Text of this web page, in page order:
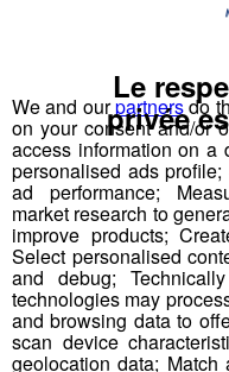
1
Aide Médico-
Soignant
Expérience dans le
accepté.
Autre diplôme accepté
> poste à pourvoir dès
We and ourpartnersdo
on your consent and/or
access information on a
personalised ads
ad performance;
market research to
improve products;
Select personalised
and debug;
technologies may
and browsing data to
scan device
geolocation data;
Le
privée